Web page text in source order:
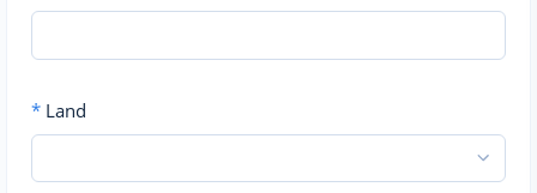
* Land